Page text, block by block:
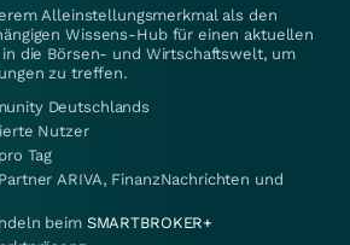
Alleinstellungsmerkmal als den
Wissens-Hub für einen aktuellen
die Börsen- und Wirtschaftswelt, um
zu treffen.
Deutschlands
Nutzer
Tag
ARIVA, FinanzNachrichten und
beim SMARTBROKER+